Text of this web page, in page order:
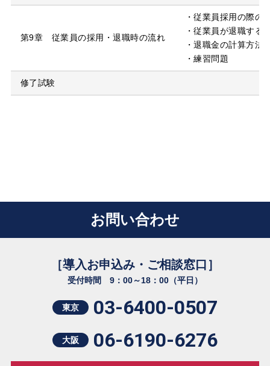
第9章 従業員の採用・退職時の流れ
・従業員採用の際の
・従業員が退職する
・退職金の計算方法
・練習問題
修了試験
お問い合わせ
［導入お申込み・ご相談窓口］
受付時間 9：00～18：00（平日）
東京 03-6400-0507
大阪 06-6190-6276